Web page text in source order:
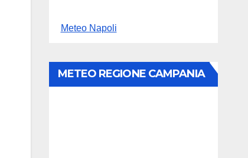
Meteo Napoli
METEO REGIONE CAMPANIA